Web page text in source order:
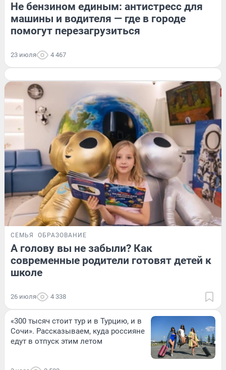
Не бензином единым: антистресс для
машины и водителя — где в городе
помогут перезагрузиться
23 июля 4 467
СЕМЬЯ ОБРАЗОВАНИЕ
А голову вы не забыли? Как
современные родители готовят детей к
школе
26 июля 4 338
«300 тысяч стоит тур и в Турцию, и в
Сочи». Рассказываем, куда россияне
едут в отпуск этим летом